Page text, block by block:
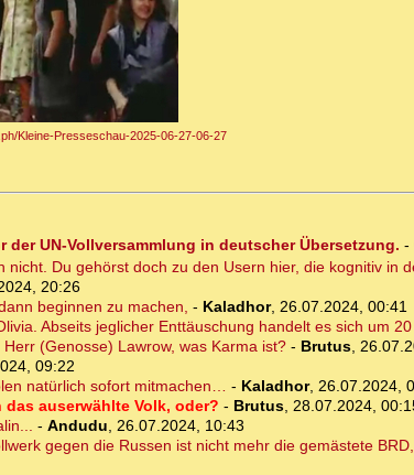
Kleine-Presseschau-2025-06-27-06-27
der UN-Vollversammlung in deutscher Übersetzung. -
nicht. Du gehörst doch zu den Usern hier, die kognitiv
20:26
beginnen zu machen, - Kaladhor, 26.07.2024, 00:41
Abseits jeglicher Enttäuschung handelt es sich um
(Genosse) Lawrow, was Karma ist?- Brutus,
09:22
natürlich sofort mitmachen… - Kaladhor, 26.07.2024,
auserwählte Volk, oder? - Brutus, 28.07.2024,
- Andudu, 26.07.2024, 10:43
gegen die Russen ist nicht mehr die gemästete